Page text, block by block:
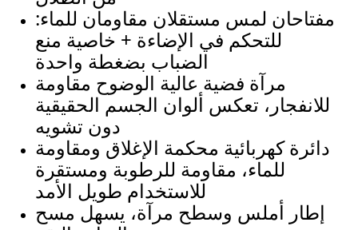
مفتاحان لمس مستقلان مقاومان للماء:
للتحكم في الإضاءة + خاصية منع
الضباب بضغطة واحدة
مرآة فضية عالية الوضوح مقاومة
للانفجار، تعكس ألوان الجسم الحقيقية
دون تشويه
دائرة كهربائية محكمة الإغلاق ومقاومة
للماء، مقاومة للرطوبة ومستقرة
للاستخدام طويل الأمد
إطار أملس وسطح مرآة، يسهل مسح